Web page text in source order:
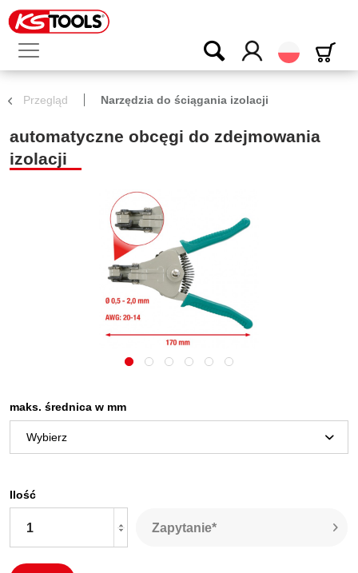
Polski
Przegląd Narzędzia do ściągania izolacji
automatyczne obcęgi do zdejmowania
izolacji
maks. średnica w mm
Ilość
Zapytanie*